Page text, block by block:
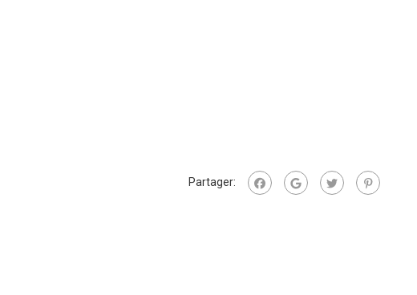
Partager: